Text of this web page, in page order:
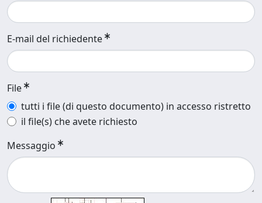
E-mail del richiedente
File
tutti i file (di questo documento) in accesso ristretto
il file(s) che avete richiesto
Messaggio